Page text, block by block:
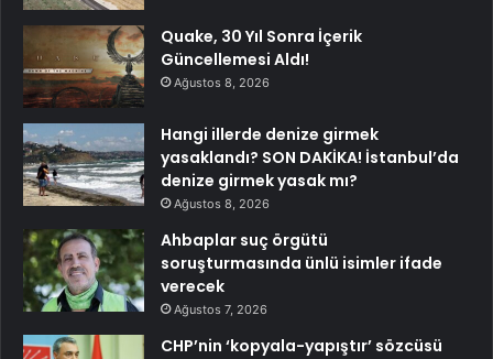
Quake, 30 Yıl Sonra İçerik
Güncellemesi Aldı!
Ağustos 8, 2026
Hangi illerde denize girmek
yasaklandı? SON DAKİKA! İstanbul’da
denize girmek yasak mı?
Ağustos 8, 2026
Ahbaplar suç örgütü
soruşturmasında ünlü isimler ifade
verecek
Ağustos 7, 2026
CHP’nin ‘kopyala-yapıştır’ sözcüsü